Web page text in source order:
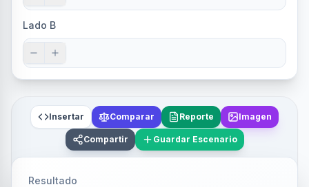
Lado B
Insertar Comparar Reporte Imagen
Compartir Guardar Escenario
Resultado